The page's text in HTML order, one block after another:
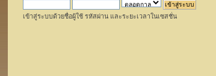
เข้าสู่ระบบด้วยชื่อผู้ใช้ รหัสผ่าน และระยะเวลาในเซสชั่น